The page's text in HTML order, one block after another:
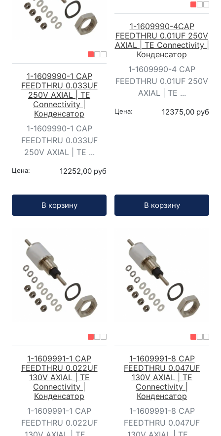
1-1609990-1 CAP
FEEDTHRU 0.033UF
250V AXIAL | TE
Connectivity |
Конденсатор
1-1609990-1 CAP
FEEDTHRU 0.033UF
250V AXIAL | TE ...
Цена: 12252,00 руб
В корзину
1-1609990-4CAP
FEEDTHRU 0.01UF 250V
AXIAL | TE Connectivity |
Конденсатор
1-1609990-4 CAP
FEEDTHRU 0.01UF 250V
AXIAL | TE ...
Цена: 12375,00 руб
В корзину
1-1609991-1 CAP
FEEDTHRU 0.022UF
130V AXIAL | TE
Connectivity |
Конденсатор
1-1609991-1 CAP
FEEDTHRU 0.022UF
1-1609991-8 CAP
FEEDTHRU 0.047UF
130V AXIAL | TE
Connectivity |
Конденсатор
1-1609991-8 CAP
FEEDTHRU 0.047UF